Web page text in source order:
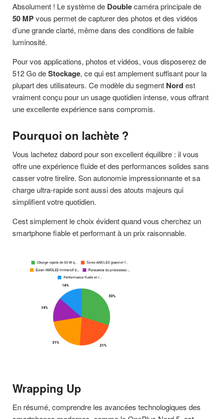
Absolument ! Le système de Doublecaméra principale de
50 MPvous permet de capturer des photos et des vidéos
d’une grande clarté, même dans des conditions de faible
luminosité.
Pour vos applications, photos et vidéos, vous disposerez de
512 Go deStockage, ce qui est amplement suffisant pour la
plupart des utilisateurs. Ce modèle du segment Nordest
vraiment conçu pour un usage quotidien intense, vous offrant
une excellente expérience sans compromis.
Pourquoi on lachète ?
Vous lachetez dabord pour son excellent équilibre : il vous
offre une expérience fluide et des performances solides sans
casser votre tirelire. Son autonomie impressionnante et sa
charge ultra-rapide sont aussi des atouts majeurs qui
simplifient votre quotidien.
Cest simplement le choix évident quand vous cherchez un
smartphone fiable et performant à un prix raisonnable.
Wrapping Up
En résumé, comprendre les avancées technologiques des